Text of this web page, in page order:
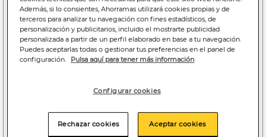
,65€
37,50€/kilo
Chicles sin azúcar
Bubblemint Trident 43,5g
Añadir a la cesta
,65€
37,50€/kilo
Chicles sin azúcar sabor
Menta Trident 43,5g
Añadir a la cesta
Además, si lo consientes, Ahorramas utilizará cookies propias y de
terceros para analizar tu navegación con fines estadísticos, de
personalización y publicitarios, incluido el mostrarte publicidad
personalizada a partir de un perfil elaborado en base a tu navegación.
Puedes aceptarlas todas o gestionar tus preferencias en el panel de
configuración.
Pulsa aquí para tener más información
Configurar cookies
Rechazar cookies Aceptar cookies